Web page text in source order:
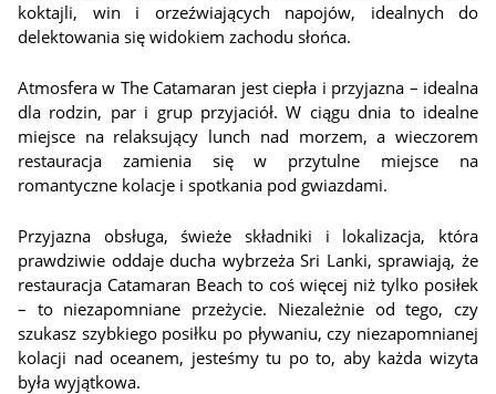
koktajli, win i orzeźwiających napojów, idealnych do
delektowania się widokiem zachodu słońca.
Atmosfera w The Catamaran jest ciepła i przyjazna – idealna
dla rodzin, par i grup przyjaciół. W ciągu dnia to idealne
miejsce na relaksujący lunch nad morzem, a wieczorem
restauracja zamienia się w przytulne miejsce na
romantyczne kolacje i spotkania pod gwiazdami.
Przyjazna obsługa, świeże składniki i lokalizacja, która
prawdziwie oddaje ducha wybrzeża Sri Lanki, sprawiają, że
restauracja Catamaran Beach to coś więcej niż tylko posiłek
– to niezapomniane przeżycie. Niezależnie od tego, czy
szukasz szybkiego posiłku po pływaniu, czy niezapomnianej
kolacji nad oceanem, jesteśmy tu po to, aby każda wizyta
była wyjątkowa.